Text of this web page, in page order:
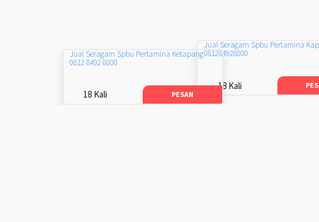
Jual Seragam Spbu Pertamina
081284928000
18 Kali
Jual Seragam Spbu Pertamina Ketapang
0812 8492 8000
18 Kali PESAN